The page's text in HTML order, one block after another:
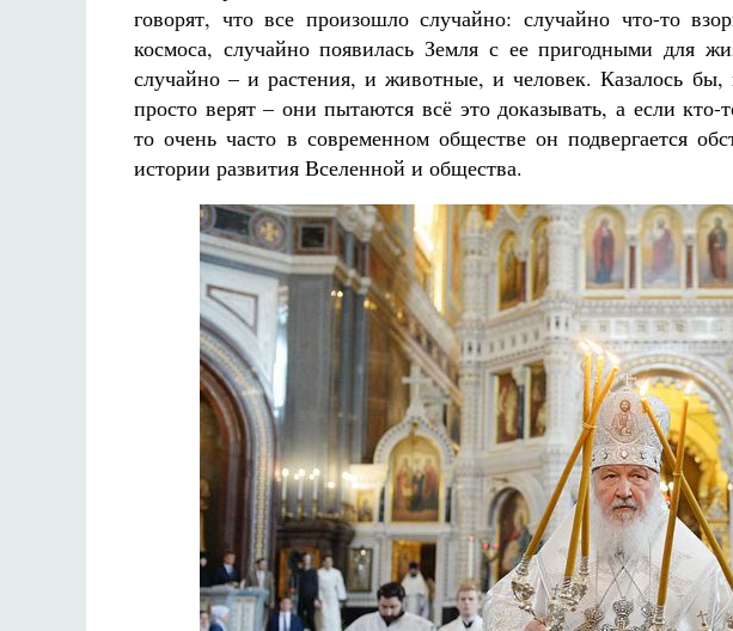
говорят, что все произошло случайно: случайно что-то
космоса, случайно появилась Земля с ее пригодными для
случайно – и растения, и животные, и человек. Казалось
просто верят – они пытаются всё это доказывать, а если кто-
то очень часто в современном обществе он подвергается
истории развития Вселенной и общества.
Фредерика де Грааф Как найти своё место в жизни
Кирилл Мурышев